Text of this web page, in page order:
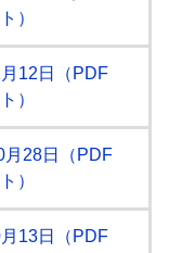
）
月12日（PDF
）
月28日（PDF
）
月13日（PDF